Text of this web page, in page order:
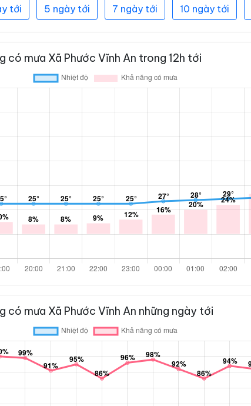
tới 5 ngày tới 7 ngày tới 10 ngày tới
có mưa Xã Phước Vĩnh An trong 12h tới
có mưa Xã Phước Vĩnh An những ngày tới